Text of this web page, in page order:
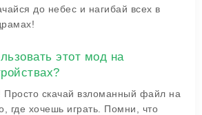
до небес и нагибай всех в
этот мод на
Просто скачай взломанный файл на
где хочешь играть. Помни, что